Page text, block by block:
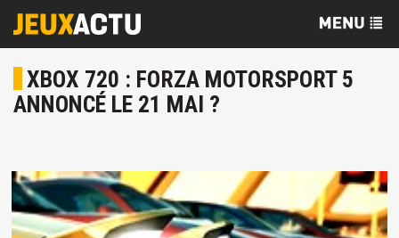
XBOX 720 : FORZA MOTORSPORT 5
ANNONCÉ LE 21 MAI ?